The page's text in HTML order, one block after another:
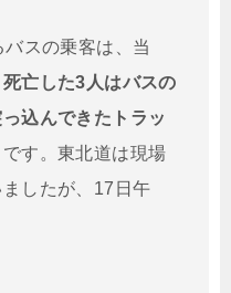
スの乗客は、当
死亡した3人はバスの
込んできたトラッ
です。東北道は現場
したが、17日午